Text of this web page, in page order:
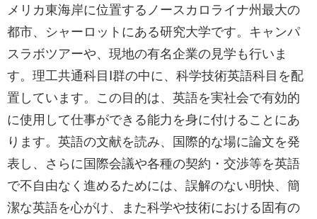
メリカ東海岸に位置するノースカロライナ州最大の
都市、シャーロットにある研究大学です。キャンパ
スラボツアーや、現地の有名企業の見学も行いま
す。理工共通科目Ⅰ群の中に、科学技術英語科目を配
置しています。この目的は、英語を実社会で有効的
に使用して仕事ができる能力を身に付けることにあ
ります。英語の文献を読み、国際的な場に論文を発
表し、さらに国際会議や各種の契約・交渉等を英語
で不自由なく進めるためには、誤解のない明快、簡
潔な英語を心がけ、また科学や技術における固有の